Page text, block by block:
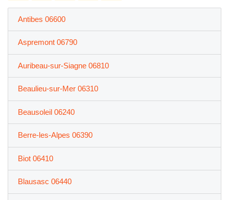
Antibes 06600
Aspremont 06790
Auribeau-sur-Siagne 06810
Beaulieu-sur-Mer 06310
Beausoleil 06240
Berre-les-Alpes 06390
Biot 06410
Blausasc 06440